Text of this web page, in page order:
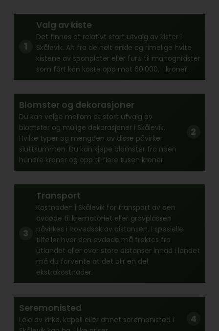
Valg av kiste
Det finnes et relativt stort utvalg av kister i
Skålevik. Alt fra de helt enkle og rimelige hvite
kistene av sponplater eller furu til mahognikister
som fort kan koste opp mot 60.000,– kroner.
Blomster og dekorasjoner
Du kan velge mellom et stort utvalg av
blomster og mulige dekorasjoner i Skålevik.
Hvilke typer og mengden av disse påvirker
sluttsummen. Du kan kjøpe blomster fra noen
hundre kroner og opp til flere tusen kroner.
Transport
Kostnaden i Skålevik for transport av den
avdøde til krematoriet eller gravplassen
påvirkes i hovedsak av distansen. I spesielle
tilfeller hvor den avdøde må fraktes fra
utlandet eller over store distanser innad i landet
må du forvente at det blir en del
ekstrakostnader.
Seremonisted
Leie av kirke, kapell eller annet seremonisted i